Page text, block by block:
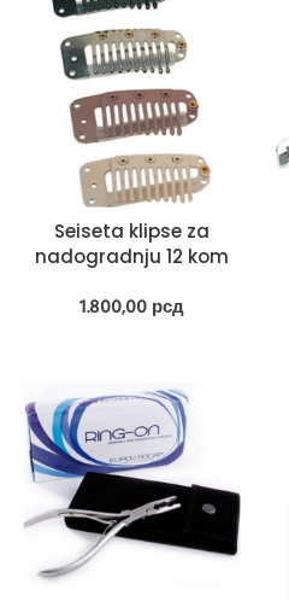
Seiseta klipse za
nadogradnju 12 kom
1.800,00 рсд